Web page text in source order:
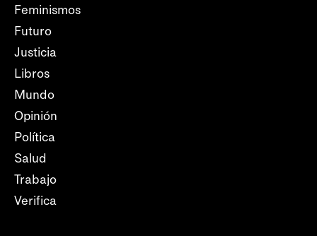
Feminismos
Futuro
Justicia
Libros
Mundo
Opinión
Política
Salud
Trabajo
Verifica